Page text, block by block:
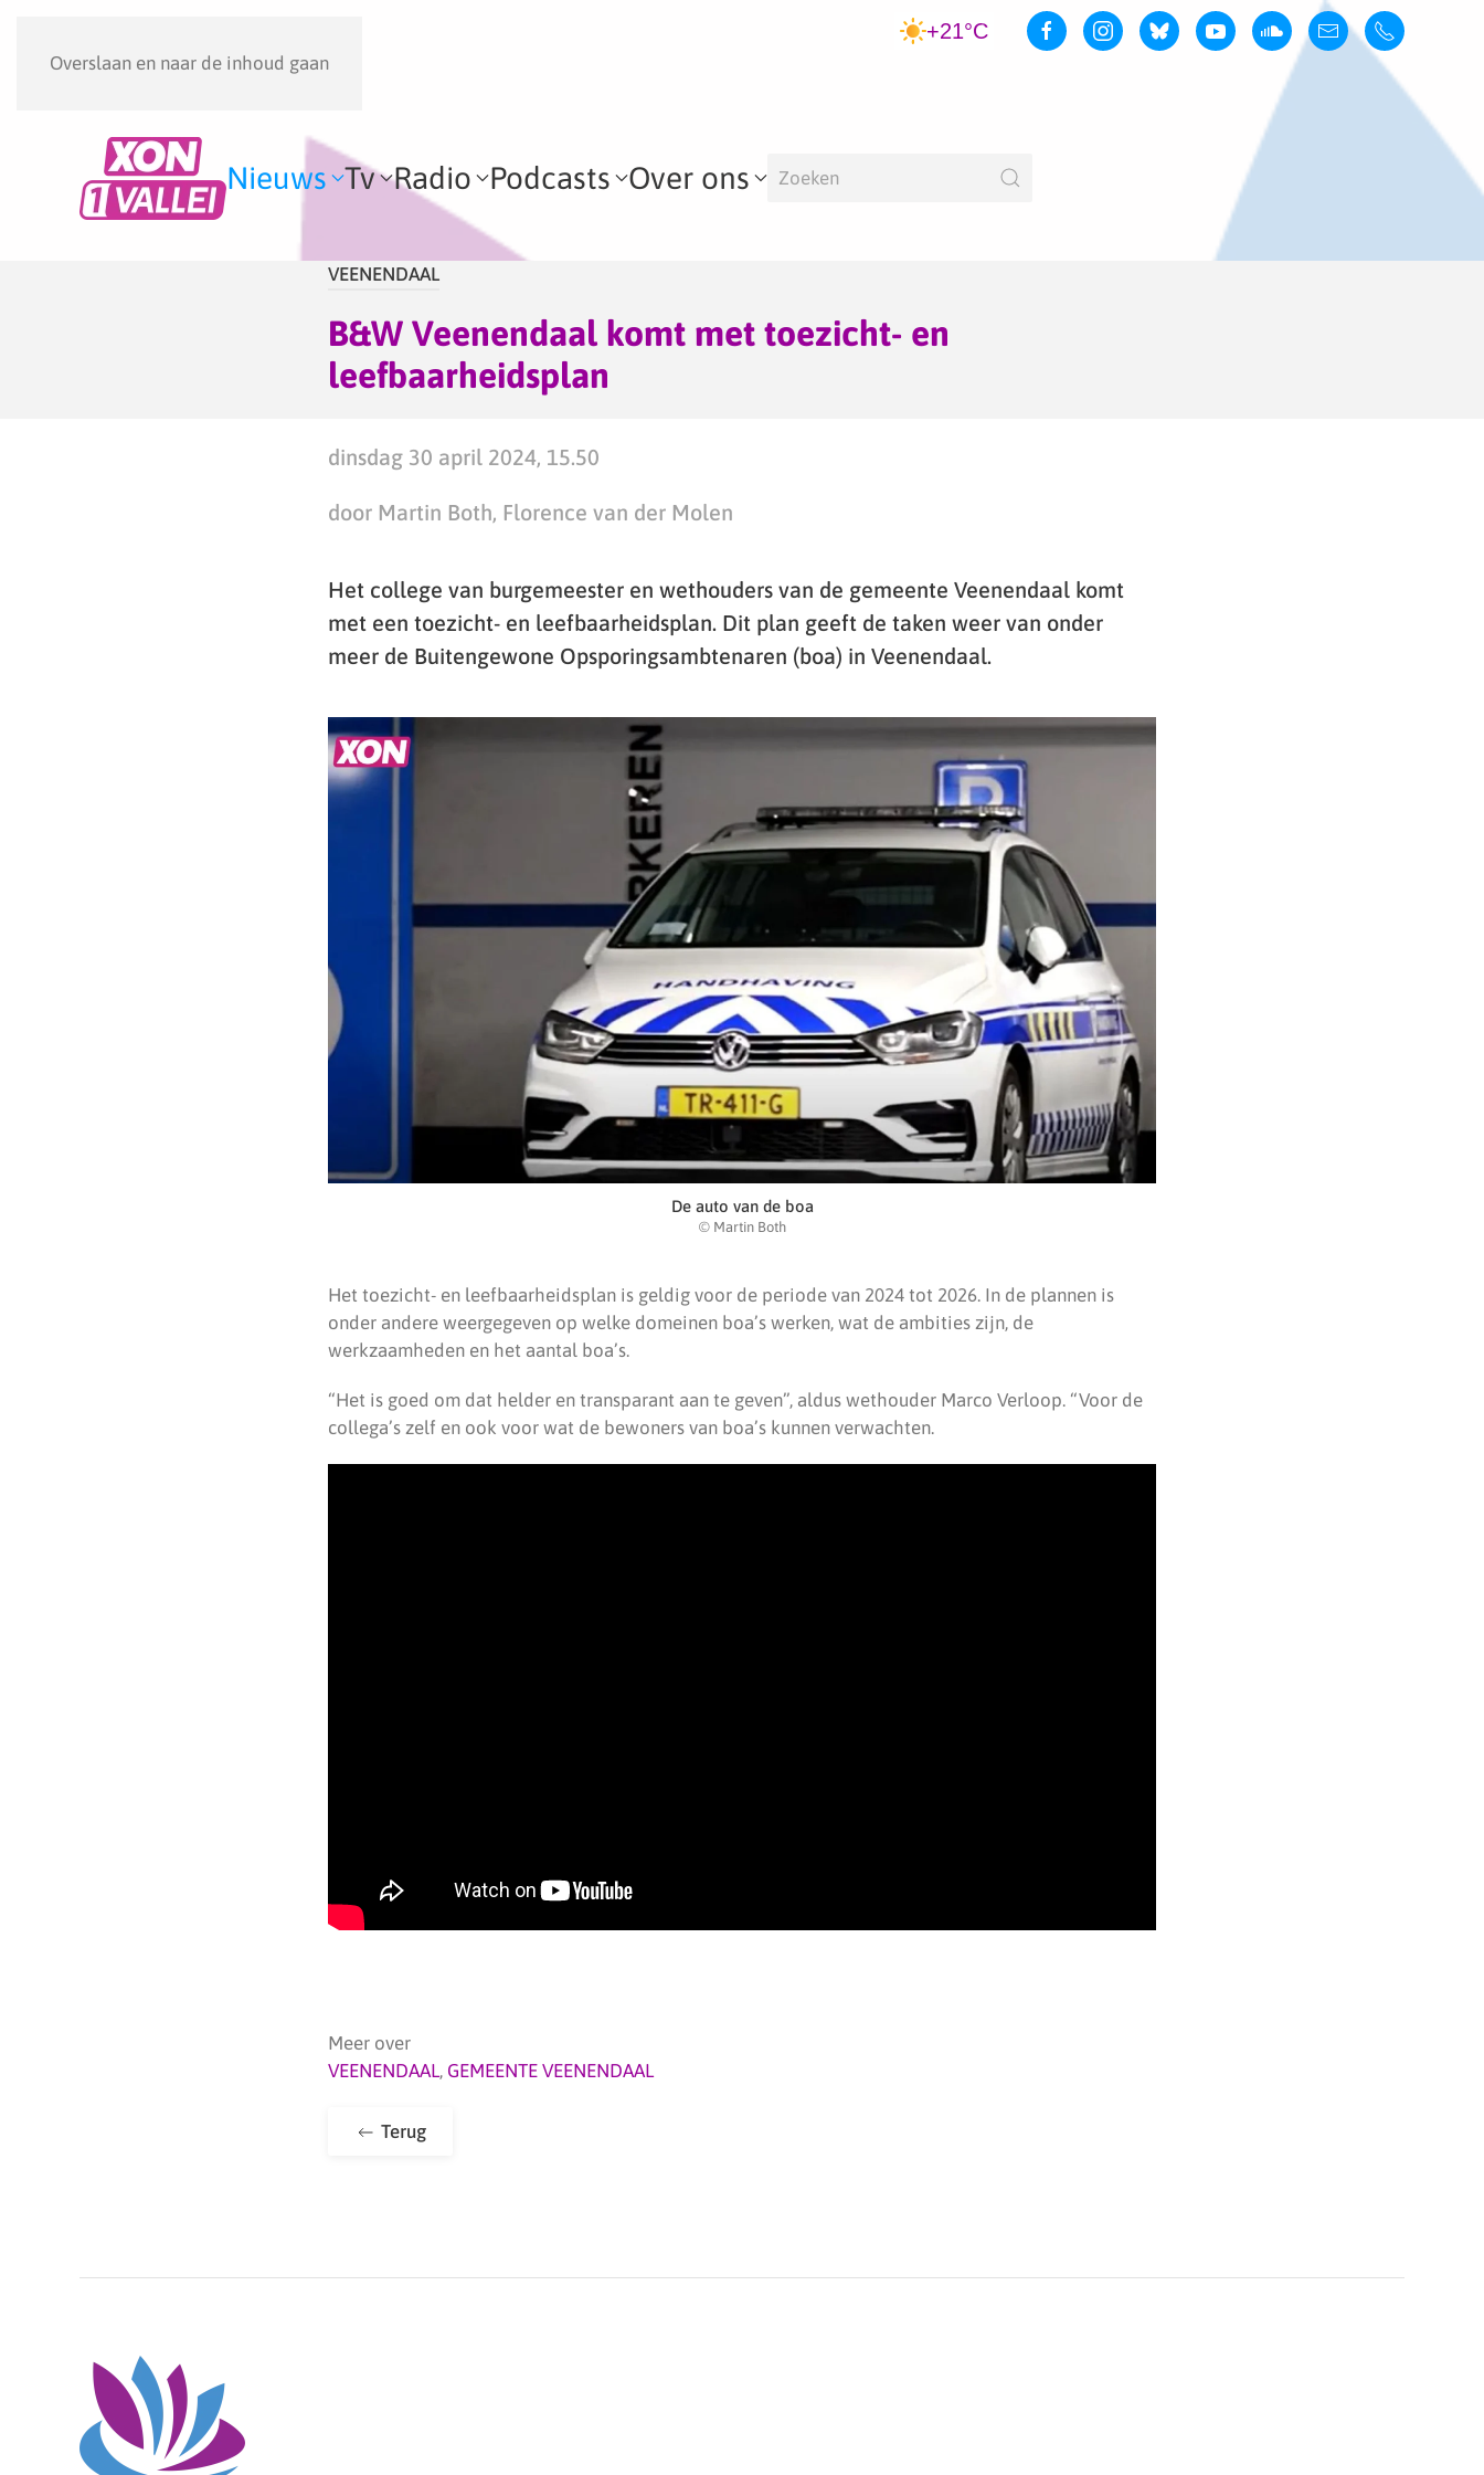
Overslaan en naar de inhoud gaan
+21°C
Nieuws Tv Radio Podcasts Over ons
VEENENDAAL
B&W Veenendaal komt met toezicht- en
leefbaarheidsplan
dinsdag 30 april 2024, 15.50
door Martin Both, Florence van der Molen
Het college van burgemeester en wethouders van de gemeente Veenendaal komt
met een toezicht- en leefbaarheidsplan. Dit plan geeft de taken weer van onder
meer de Buitengewone Opsporingsambtenaren (boa) in Veenendaal.
De auto van de boa
© Martin Both
Het toezicht- en leefbaarheidsplan is geldig voor de periode van 2024 tot 2026. In de plannen is
onder andere weergegeven op welke domeinen boa’s werken, wat de ambities zijn, de
werkzaamheden en het aantal boa’s.
“Het is goed om dat helder en transparant aan te geven”, aldus wethouder Marco Verloop. “Voor de
collega’s zelf en ook voor wat de bewoners van boa’s kunnen verwachten.
Meer over
VEENENDAAL, GEMEENTE VEENENDAAL
Terug